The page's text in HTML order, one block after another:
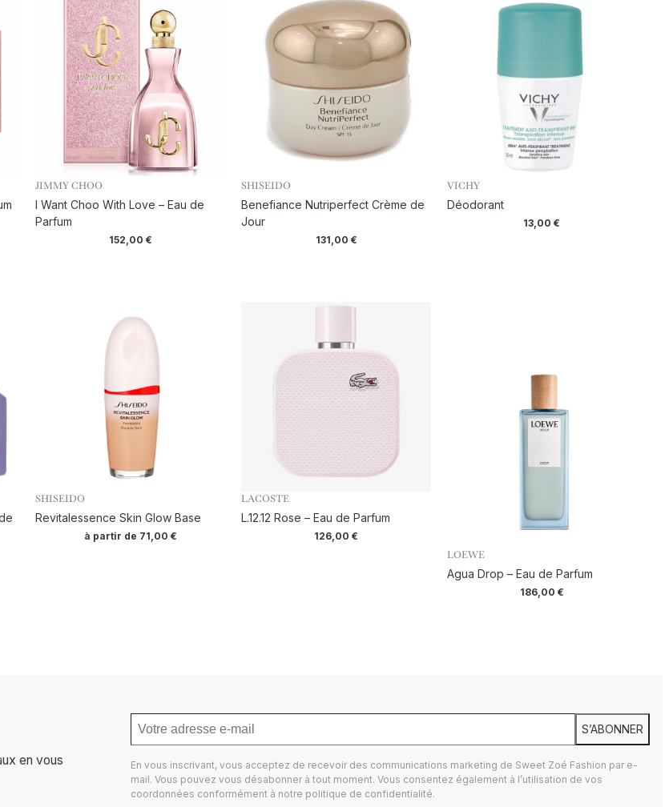
JIMMY CHOO
I Want Choo With Love – Eau de
Parfum
152,00 €
SHISEIDO
Benefiance Nutriperfect Crème de
Jour
131,00 €
VICHY
Déodorant
13,00€
SHISEIDO
Revitalessence Skin Glow Base
à partir de 71,00 €
LACOSTE
L.12.12 Rose – Eau de Parfum
126,00€
LOEWE
Agua Drop – Eau de Parfum
186,00 €
en vous
S’ABONNER
En vous inscrivant, vous acceptez de recevoir des communications marketing de Sweet Zoé Fashion par e-
mail. Vous pouvez vous désabonner à tout moment. Vous consentez également à l’utilisation de vos
coordonnées conformément à notre politique de confidentialité.